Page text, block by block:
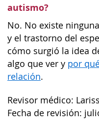
autismo?
No. No existe
y el trastorno del
cómo surgió la idea
algo que ver y por
relación.
Revisor médico:
Fecha de revisión: